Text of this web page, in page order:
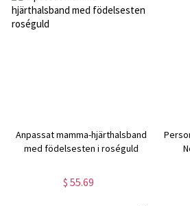
Anpassat mamma-hjärthalsband
med födelsesten i roséguld
$ 55.69